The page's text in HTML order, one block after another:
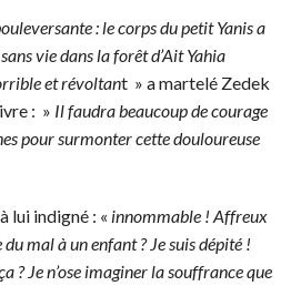
: le corps du petit Yanis a
vie dans la forêt d’Ait Yahia
et révoltant » a martelé Zedek
: » Il faudra beaucoup de courage
pour surmonter cette douloureuse
lui indigné : « innommable ! Affreux
mal à un enfant ? Je suis dépité !
? Je n’ose imaginer la souffrance que